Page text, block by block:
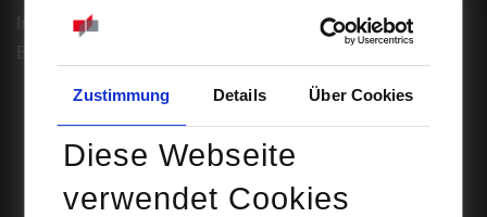
Zustimmung Details Über Cookies
Diese Webseite
verwendet Cookies
Footer Meta Navigation
Impressum
Datenschutz
Barrierefreiheit
© Duale Hochschule Baden-Württemberg Stuttgart